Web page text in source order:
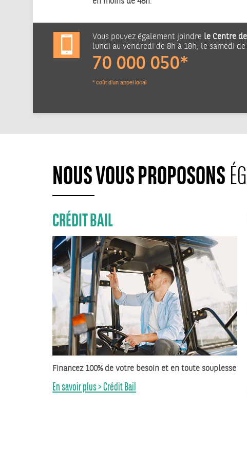
Vous pouvez également joindre le Centre
lundi au vendredi de 8h à 18h, le samedi
70 000 050*
* coût d’un appel local
NOUS VOUS PROPOSONS
CRÉDIT BAIL
Financez 100% de votre besoin et en toute souplesse
En savoir plus > Crédit Bail